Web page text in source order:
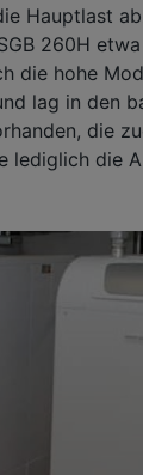
Hauptlast
260H
die hohe
lag in den
die
lediglich die